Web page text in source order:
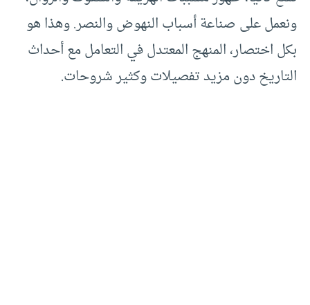
ونعمل على صناعة أسباب النهوض والنصر. وهذا هو
بكل اختصار، المنهج المعتدل في التعامل مع أحداث
التاريخ دون مزيد تفصيلات وكثير شروحات.